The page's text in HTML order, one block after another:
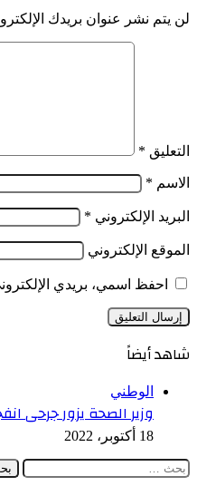
انجاز
مستشفى
لن يتم نشر عنوان بريدك
التعليق *
الاسم *
البريد الإلكتروني *
الموقع الإلكتروني
احفظ اسمي، بريدي
شاهد أيضاً
الوطني
وزير الصحة يزور جرحى
18 أكتوبر، 2022
البحث